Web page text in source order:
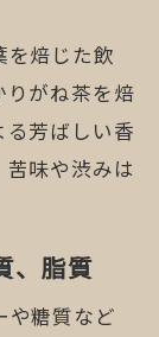
を焙じた飲
りがね茶を焙
る芳ばしい香
苦味や渋みは
、脂質
や糖質など